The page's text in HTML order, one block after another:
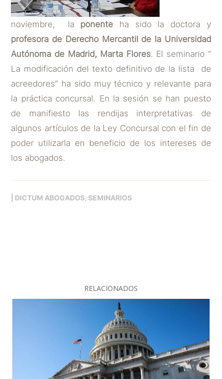
noviembre, la ponente ha sido la doctora y
profesora de Derecho Mercantil de la Universidad
Autónoma de Madrid, Marta Flores. El seminario “
La modificación del texto definitivo de la lista de
acreedores” ha sido muy técnico y relevante para
la práctica concursal. En la sesión se han puesto
de manifiesto las rendijas interpretativas de
algunos artículos de la Ley Concursal con el fin de
poder utilizarla en beneficio de los intereses de
los abogados.
DICTUM ABOGADOS SEMINARIOS
RELACIONADOS